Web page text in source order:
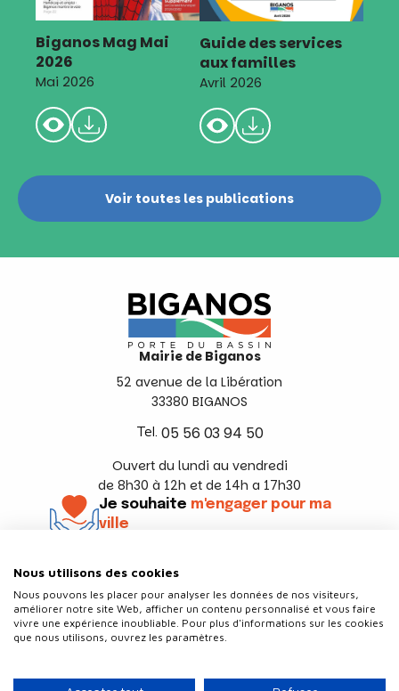
Biganos Mag Mai
2026
Mai 2026
Guide des services
aux familles
Avril 2026
Voir toutes les publications
Mairie de Biganos
52 avenue de la Libération
33380 BIGANOS
Tel. 05 56 03 94 50
Ouvert du lundi au vendredi
de 8h30 à 12h et de 14h a 17h30
Je souhaite m'engager pour ma
ville
Nous utilisons des cookies
Nous pouvons les placer pour analyser les données de nos visiteurs,
améliorer notre site Web, afficher un contenu personnalisé et vous faire
vivre une expérience inoubliable. Pour plus d'informations sur les cookies
que nous utilisons, ouvrez les paramètres.